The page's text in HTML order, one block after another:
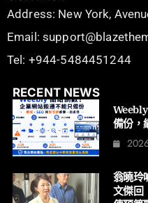
Address: New York,
Email:
Tel: +944-5484451244
RECENT NEWS
備份，
翁曉玲
文傑回